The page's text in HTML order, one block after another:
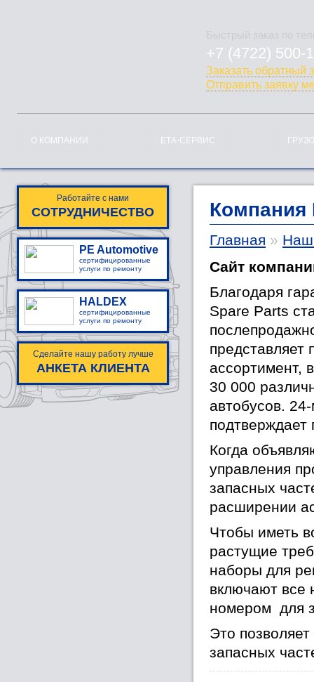
+7 (4722) 500-
778-128
Заказать обратный
Отправить заявку
О КОМПАНИИ ЕТА-СЕРВИС
Работайте с нами
СОТРУДНИЧЕСТВО
PE Automotive
сертифицированные
услуги по ремонту
HALDEX
сертифицированные
услуги по ремонту
Сделайте нашу работу лучше
АНКЕТА КЛИЕНТА
Компания
Главная »
Сайт
Благодаря
Spare Parts
ассортимент,
30 000
автобусов.
подтверждает
Когда
управления
запасных
расширении
Чтобы иметь
растущие
наборы для
включают все
номером для
Это
запасных